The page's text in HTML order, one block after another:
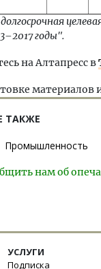
годы".
на Алтапресс в
материалов
ТАКЖЕ
Промышленность
нам об
УСЛУГИ
Подписка